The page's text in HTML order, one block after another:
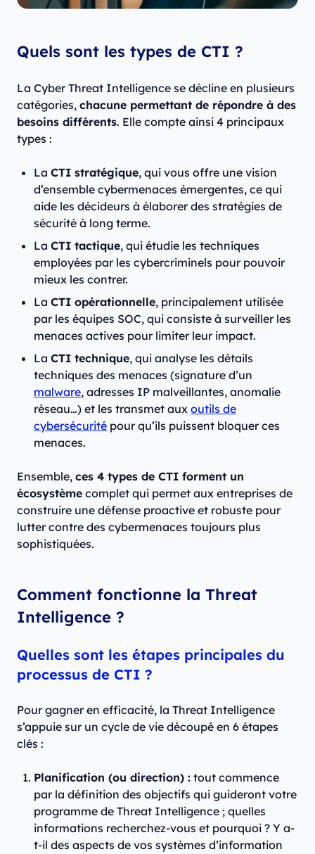
Quels sont les types de CTI ?
La Cyber Threat Intelligence se décline en plusieurs
catégories, chacune permettant de répondre à des
besoins différents. Elle compte ainsi 4 principaux
types :
La CTI stratégique, qui vous offre une vision
d’ensemble cybermenaces émergentes, ce qui
aide les décideurs à élaborer des stratégies de
sécurité à long terme.
La CTI tactique, qui étudie les techniques
employées par les cybercriminels pour pouvoir
mieux les contrer.
La CTI opérationnelle, principalement utilisée
par les équipes SOC, qui consiste à surveiller les
menaces actives pour limiter leur impact.
La CTI technique, qui analyse les détails
techniques des menaces (signature d’un
malware, adresses IP malveillantes, anomalie
réseau…) et les transmet aux outils de
cybersécurité pour qu’ils puissent bloquer ces
menaces.
Ensemble, ces 4 types de CTI forment un
écosystème complet qui permet aux entreprises de
construire une défense proactive et robuste pour
lutter contre des cybermenaces toujours plus
sophistiquées.
Comment fonctionne la Threat
Intelligence ?
Quelles sont les étapes principales du
processus de CTI ?
Pour gagner en efficacité, la Threat Intelligence
s’appuie sur un cycle de vie découpé en 6 étapes
clés :
Planification (ou direction) : tout commence
par la définition des objectifs qui guideront votre
programme de Threat Intelligence ; quelles
informations recherchez-vous et pourquoi ? Y a-
t-il des aspects de vos systèmes d’information